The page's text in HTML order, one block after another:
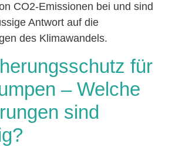
CO2-Emissionen bei und sind
Antwort auf die
des Klimawandels.
für
– Welche
sind